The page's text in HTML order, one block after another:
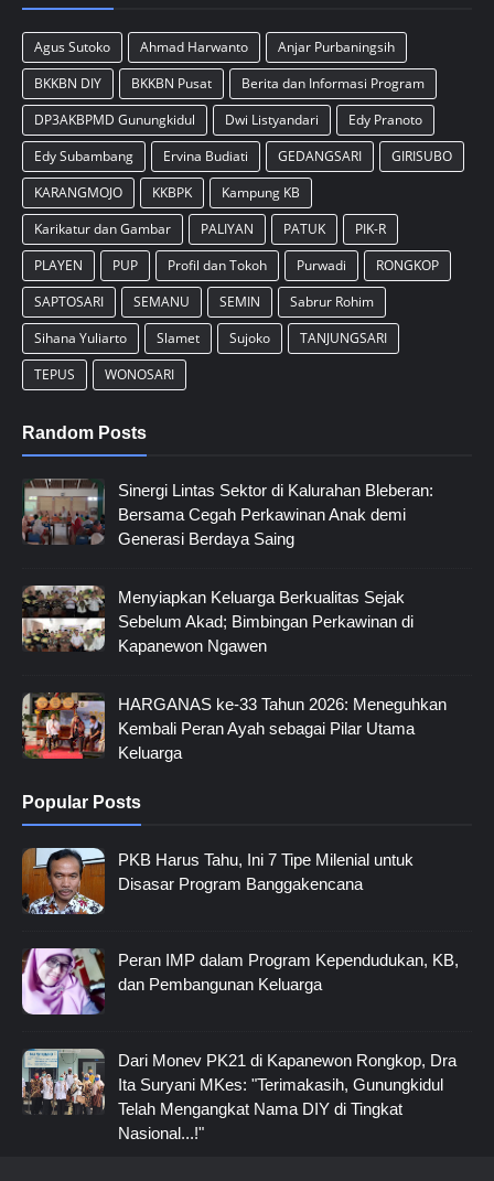
Agus Sutoko Ahmad Harwanto
Anjar Purbaningsih
BKKBN DIY
BKKBN Pusat
Berita dan Informasi Program
DP3AKBPMD Gunungkidul
Dwi Listyandari
Edy Pranoto
Edy Subambang
Ervina Budiati GEDANGSARI
GIRISUBO
KARANGMOJO
KKBPK
Kampung KB
Karikatur dan Gambar
PALIYAN PATUK
PIK-R
PLAYEN
PUP Profil dan Tokoh Purwadi
RONGKOP
SAPTOSARI
SEMANU SEMIN
Sabrur Rohim
Sihana Yuliarto
Slamet Sujoko
TANJUNGSARI
TEPUS
WONOSARI
Random Posts
Sinergi Lintas Sektor di Kalurahan Bleberan:
Bersama Cegah Perkawinan Anak demi
Generasi Berdaya Saing
Menyiapkan Keluarga Berkualitas Sejak
Sebelum Akad; Bimbingan Perkawinan di
Kapanewon Ngawen
HARGANAS ke-33 Tahun 2026: Meneguhkan
Kembali Peran Ayah sebagai Pilar Utama
Keluarga
Popular Posts
PKB Harus Tahu, Ini 7 Tipe Milenial untuk
Disasar Program Banggakencana
Peran IMP dalam Program Kependudukan, KB,
dan Pembangunan Keluarga
Dari Monev PK21 di Kapanewon Rongkop, Dra
Ita Suryani MKes: "Terimakasih, Gunungkidul
Telah Mengangkat Nama DIY di Tingkat
Nasional...!"